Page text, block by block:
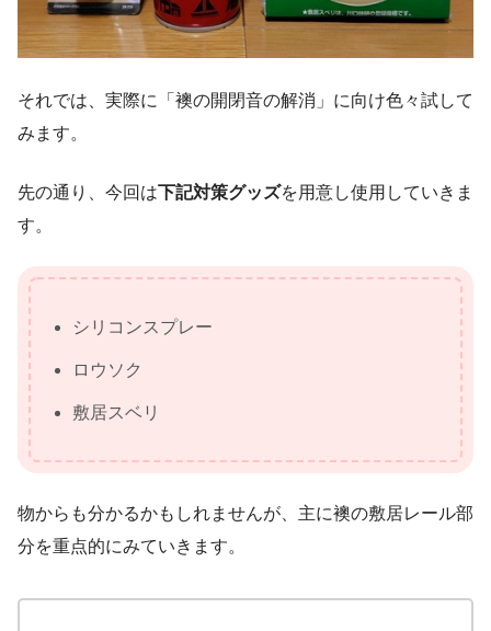
それでは、実際に「襖の開閉音の解消」に向け色々試して
みます。
先の通り、今回は下記対策グッズを用意し使用していきま
す。
シリコンスプレー
ロウソク
敷居スベリ
物からも分かるかもしれませんが、主に襖の敷居レール部
分を重点的にみていきます。